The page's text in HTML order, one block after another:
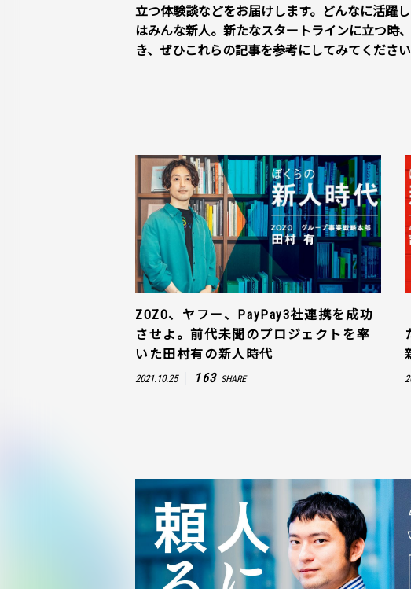
立つ体験談などをお届けします。どんなに活躍
はみんな新人。新たなスタートラインに立つ時
き、ぜひこれらの記事を参考にしてみてください
ZOZO、ヤフー、PayPay3社連携を成功
させよ。前代未聞のプロジェクトを率
いた田村有の新人時代
2021.10.25 163 SHARE